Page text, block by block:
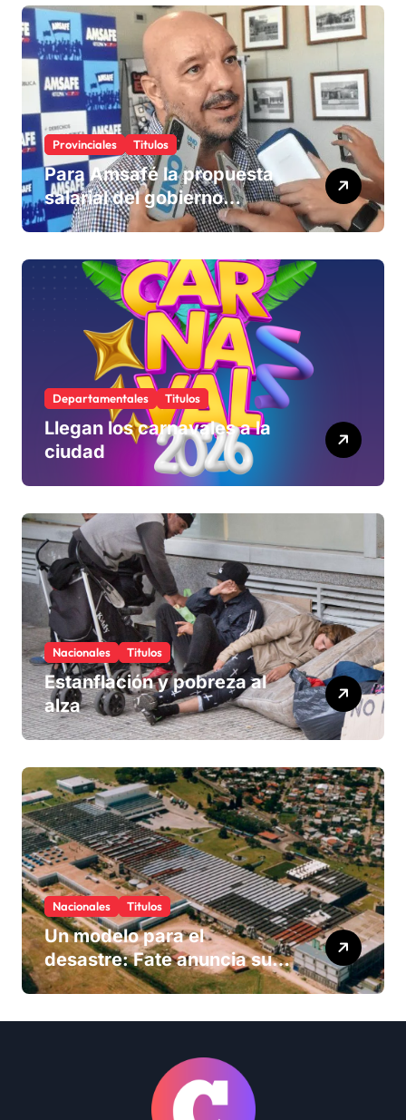
Provinciales Titulos
Para Amsafé la propuesta
salarial del gobierno
«queda corta» y el viernes
rechaza
Departamentales Titulos
Llegan los carnavales a la
ciudad
Nacionales Titulos
Estanflación y pobreza al
alza
Nacionales Titulos
Un modelo para el
desastre: Fate anuncia su
cierre definitivo y despide a